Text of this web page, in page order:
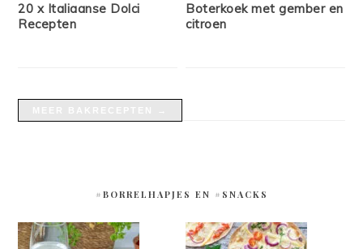
20 x Italiaanse Dolci
Recepten
Boterkoek met gember en
citroen
#BORRELHAPJES EN #SNACKS